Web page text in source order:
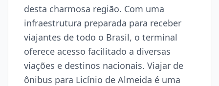
desta charmosa região. Com uma
infraestrutura preparada para receber
viajantes de todo o Brasil, o terminal
oferece acesso facilitado a diversas
viações e destinos nacionais. Viajar de
ônibus para Licínio de Almeida é uma